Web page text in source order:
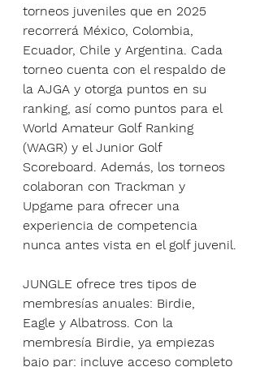
torneos juveniles que en 2025
recorrerá México, Colombia,
Ecuador, Chile y Argentina. Cada
torneo cuenta con el respaldo de
la AJGA y otorga puntos en su
ranking, así como puntos para el
World Amateur Golf Ranking
(WAGR) y el Junior Golf
Scoreboard. Además, los torneos
colaboran con Trackman y
Upgame para ofrecer una
experiencia de competencia
nunca antes vista en el golf juvenil.
JUNGLE ofrece tres tipos de
membresías anuales: Birdie,
Eagle y Albatross. Con la
membresía Birdie, ya empiezas
bajo par: incluye acceso completo